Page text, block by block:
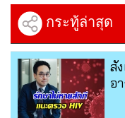
กระทู้ล่าสุด
สั
อ